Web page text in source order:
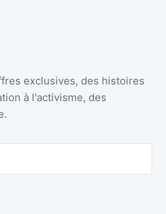
exclusives, des histoires
à l'activisme, des